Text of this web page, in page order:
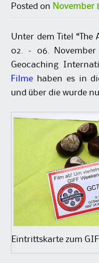
Posted on November
Unter dem Titel “The
02. – 06. November
Geocaching
Filme haben es in
und über die wurde
Eintrittskarte zum